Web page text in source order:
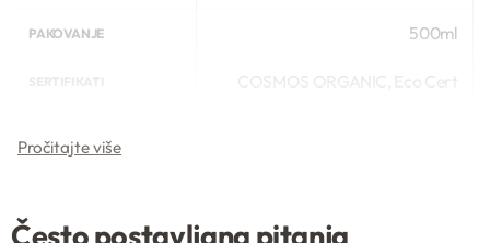
PAKOVANJE 500ml
SERTIFIKATI COSMOS ORGANIC, Eco Cert
ZEMLJA POREKLA
Često postavljana pitanja